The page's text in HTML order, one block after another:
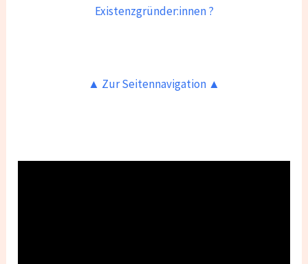
Existenzgründer:innen ?
▲ Zur Seitennavigation ▲